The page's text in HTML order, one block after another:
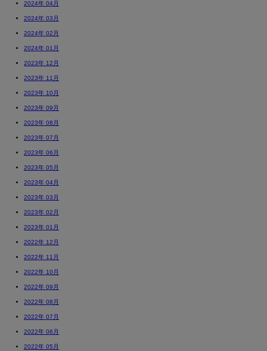
2024年 04月
2024年 03月
2024年 02月
2024年 01月
2023年 12月
2023年 11月
2023年 10月
2023年 09月
2023年 08月
2023年 07月
2023年 06月
2023年 05月
2023年 04月
2023年 03月
2023年 02月
2023年 01月
2022年 12月
2022年 11月
2022年 10月
2022年 09月
2022年 08月
2022年 07月
2022年 06月
2022年 05月